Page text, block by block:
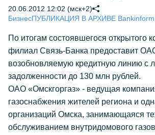
20.06.2012 12:02 (мск+2)
БизнесПУБЛИКАЦИЯ В АРХИВЕ
По итогам состоявшегося открытого
филиал Связь-Банка предоставит
возобновляемую кредитную линию с
задолженности до 130 млн рублей.
ОАО «Омскгоргаз» - ведущая
газоснабжения жителей региона и
организаций Омска, занимающаяся
обслуживанием внутридомового